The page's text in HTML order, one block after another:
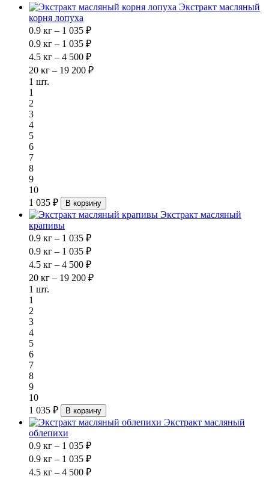
Экстракт масляный
корня лопуха
0.9 кг – 1 035 ₽
0.9 кг – 1 035 ₽
4.5 кг – 4 500 ₽
20 кг – 19 200 ₽
1 шт.
1
2
3
4
5
6
7
8
9
10
1 035 ₽
В корзину
Экстракт масляный
крапивы
0.9 кг – 1 035 ₽
0.9 кг – 1 035 ₽
4.5 кг – 4 500 ₽
20 кг – 19 200 ₽
1 шт.
1
2
3
4
5
6
7
8
9
10
1 035 ₽
В корзину
Экстракт масляный
облепихи
0.9 кг – 1 035 ₽
0.9 кг – 1 035 ₽
4.5 кг – 4 500 ₽